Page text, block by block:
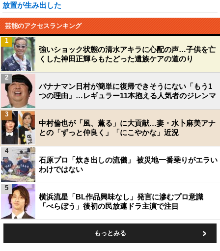
放置が生み出した
芸能のアクセスランキング
強いショック状態の清水アキラに心配の声…子供を亡
くした神田正輝らもたどった遺族ケアの道のり
1
バナナマン日村が簡単に復帰できそうにない「もう1
つの理由」…レギュラー11本抱える人気者のジレンマ
2
中村倫也が「風、薫る」に大貢献…妻・水卜麻美アナ
との「ずっと仲良く」「にこやかな」近況
3
石原プロ「炊き出しの流儀」 被災地一番乗りがエラい
わけではない
4
横浜流星「BL作品興味なし」発言に滲むプロ意識
「べらぼう」後初の民放連ドラ主演で注目
5
もっとみる